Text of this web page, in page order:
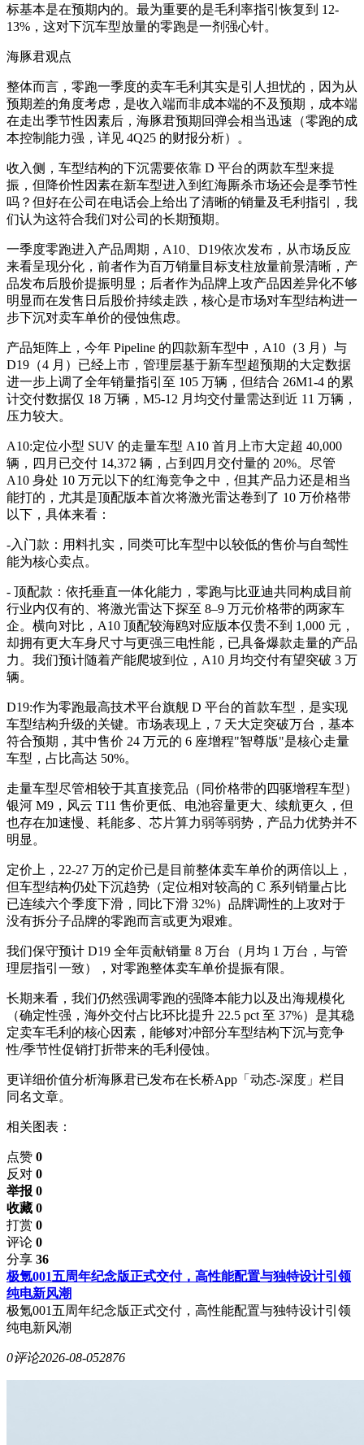
标基本是在预期内的。最为重要的是毛利率指引恢复到 12-
13%，这对下沉车型放量的零跑是一剂强心针。
海豚君观点
整体而言，零跑一季度的卖车毛利其实是引人担忧的，因为从
预期差的角度考虑，是收入端而非成本端的不及预期，成本端
在走出季节性因素后，海豚君预期回弹会相当迅速（零跑的成
本控制能力强，详见 4Q25 的财报分析）。
收入侧，车型结构的下沉需要依靠 D 平台的两款车型来提
振，但降价性因素在新车型进入到红海厮杀市场还会是季节性
吗？但好在公司在电话会上给出了清晰的销量及毛利指引，我
们认为这符合我们对公司的长期预期。
一季度零跑进入产品周期，A10、D19依次发布，从市场反应
来看呈现分化，前者作为百万销量目标支柱放量前景清晰，产
品发布后股价提振明显；后者作为品牌上攻产品因差异化不够
明显而在发售日后股价持续走跌，核心是市场对车型结构进一
步下沉对卖车单价的侵蚀焦虑。
产品矩阵上，今年 Pipeline 的四款新车型中，A10（3 月）与
D19（4 月）已经上市，管理层基于新车型超预期的大定数据
进一步上调了全年销量指引至 105 万辆，但结合 26M1-4 的累
计交付数据仅 18 万辆，M5-12 月均交付量需达到近 11 万辆，
压力较大。
A10:定位小型 SUV 的走量车型 A10 首月上市大定超 40,000
辆，四月已交付 14,372 辆，占到四月交付量的 20%。尽管
A10 身处 10 万元以下的红海竞争之中，但其产品力还是相当
能打的，尤其是顶配版本首次将激光雷达卷到了 10 万价格带
以下，具体来看：
-入门款：用料扎实，同类可比车型中以较低的售价与自驾性
能为核心卖点。
- 顶配款：依托垂直一体化能力，零跑与比亚迪共同构成目前
行业内仅有的、将激光雷达下探至 8–9 万元价格带的两家车
企。横向对比，A10 顶配较海鸥对应版本仅贵不到 1,000 元，
却拥有更大车身尺寸与更强三电性能，已具备爆款走量的产品
力。我们预计随着产能爬坡到位，A10 月均交付有望突破 3 万
辆。
D19:作为零跑最高技术平台旗舰 D 平台的首款车型，是实现
车型结构升级的关键。市场表现上，7 天大定突破万台，基本
符合预期，其中售价 24 万元的 6 座增程"智尊版"是核心走量
车型，占比高达 50%。
走量车型尽管相较于其直接竞品（同价格带的四驱增程车型）
银河 M9，风云 T11 售价更低、电池容量更大、续航更久，但
也存在加速慢、耗能多、芯片算力弱等弱势，产品力优势并不
明显。
定价上，22-27 万的定价已是目前整体卖车单价的两倍以上，
但车型结构仍处下沉趋势（定位相对较高的 C 系列销量占比
已连续六个季度下滑，同比下滑 32%）品牌调性的上攻对于
没有拆分子品牌的零跑而言或更为艰难。
我们保守预计 D19 全年贡献销量 8 万台（月均 1 万台，与管
理层指引一致），对零跑整体卖车单价提振有限。
长期来看，我们仍然强调零跑的强降本能力以及出海规模化
（确定性强，海外交付占比环比提升 22.5 pct 至 37%）是其稳
定卖车毛利的核心因素，能够对冲部分车型结构下沉与竞争
性/季节性促销打折带来的毛利侵蚀。
更详细价值分析海豚君已发布在长桥App「动态-深度」栏目
同名文章。
相关图表：
点赞 0
反对 0
举报 0
收藏 0
打赏 0
评论 0
分享 36
极氪001五周年纪念版正式交付，高性能配置与独特设计引领
纯电新风潮
极氪001五周年纪念版正式交付，高性能配置与独特设计引领
纯电新风潮
0评论2026-08-052876